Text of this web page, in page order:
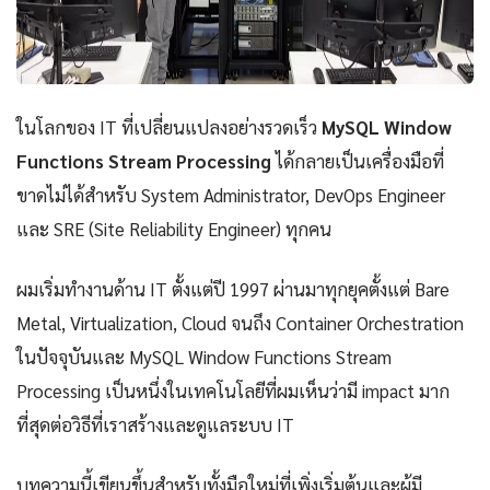
ในโลกของ IT ที่เปลี่ยนแปลงอย่างรวดเร็ว MySQL Window
Functions Stream Processingได้กลายเป็นเครื่องมือที่
ขาดไม่ได้สำหรับ System Administrator, DevOps Engineer
และ SRE (Site Reliability Engineer) ทุกคน
ผมเริ่มทำงานด้าน IT ตั้งแต่ปี 1997 ผ่านมาทุกยุคตั้งแต่ Bare
Metal, Virtualization, Cloud จนถึง Container Orchestration
ในปัจจุบันและ MySQL Window Functions Stream
Processing เป็นหนึ่งในเทคโนโลยีที่ผมเห็นว่ามี impact มาก
ที่สุดต่อวิธีที่เราสร้างและดูแลระบบ IT
บทความนี้เขียนขึ้นสำหรับทั้งมือใหม่ที่เพิ่งเริ่มต้นและผู้มี